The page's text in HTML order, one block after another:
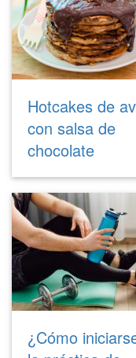
Hotcakes de
con salsa de
chocolate
¿Cómo